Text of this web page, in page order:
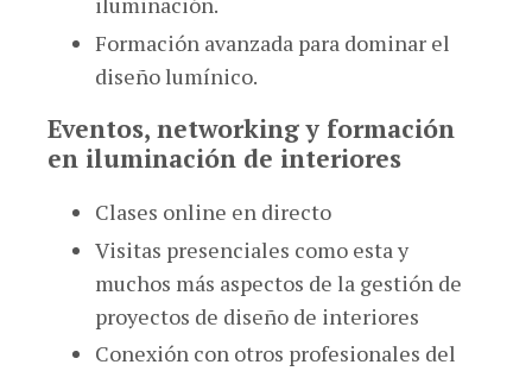
Formación avanzada para dominar el
diseño lumínico.
Eventos, networking y formación
en iluminación de interiores
Clases online en directo
Visitas presenciales como esta y
muchos más aspectos de la gestión de
proyectos de diseño de interiores
Conexión con otros profesionales del